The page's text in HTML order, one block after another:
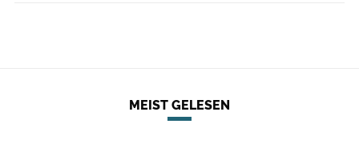
MEIST GELESEN